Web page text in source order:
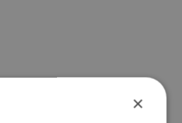
product is
×